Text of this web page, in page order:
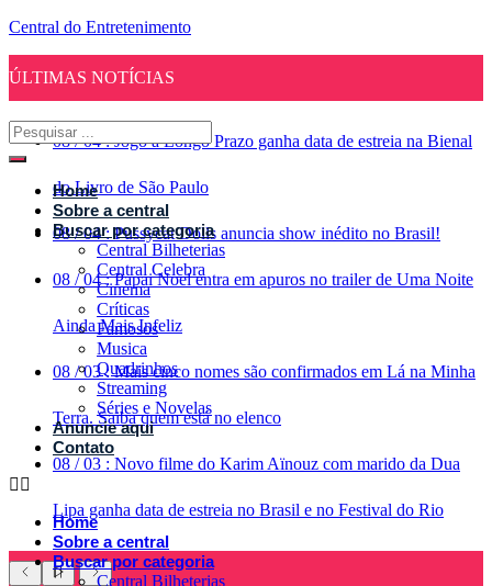
Central do Entretenimento
ÚLTIMAS NOTÍCIAS
08 / 04 : Jogo a Longo Prazo ganha data de estreia na Bienal
do Livro de São Paulo
08 / 04 : Pussycat Dolls anuncia show inédito no Brasil!
08 / 04 : Papai Noel entra em apuros no trailer de Uma Noite
Ainda Mais Infeliz
08 / 03 : Mais cinco nomes são confirmados em Lá na Minha
Terra. Saiba quem está no elenco
08 / 03 : Novo filme do Karim Aïnouz com marido da Dua
Lipa ganha data de estreia no Brasil e no Festival do Rio
Home
Sobre a central
Buscar por categoria
Central Bilheterias
Central Celebra
Cinema
Críticas
Famosos
Musica
Quadrinhos
Streaming
Séries e Novelas
Anuncie aqui
Contato
Home
Sobre a central
Buscar por categoria
Central Bilheterias